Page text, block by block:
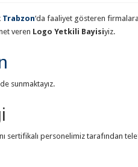
Trabzon‘da faaliyet gösteren
veren Logo Yetkili Bayisiyiz.
sunmaktayız.
sertifikalı personelimiz tarafından